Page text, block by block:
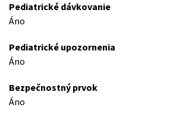
Pediatrické dávkovanie
Áno
Pediatrické upozornenia
Áno
Bezpečnostný prvok
Áno